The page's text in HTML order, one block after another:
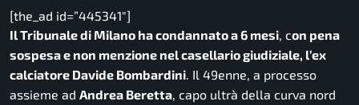
[the_ad id=”445341″]
Il Tribunale di Milano ha condannato a 6 mesi , con pena
sospesa e non menzione nel casellario giudiziale, l’ex
calciatore Davide Bombardini . Il 49enne, a processo
assieme ad Andrea Beretta , capo ultrà della curva nord